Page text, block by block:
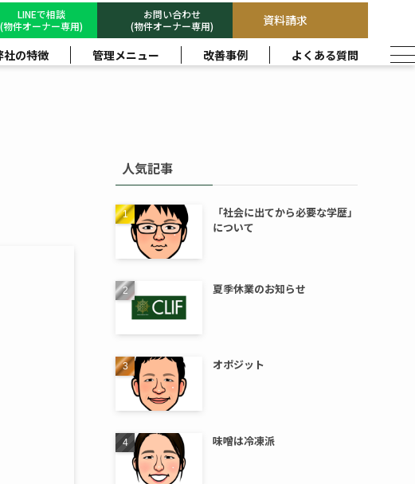
LINEで相談
(物件オーナー専用)
お問い合わせ
(物件オーナー専用)
資料請求
社の特徴 管理メニュー 改善事例 よくある質問
人気記事
「社会に出てから必要な学歴」
について
夏季休業のお知らせ
オポジット
味噌は冷凍派